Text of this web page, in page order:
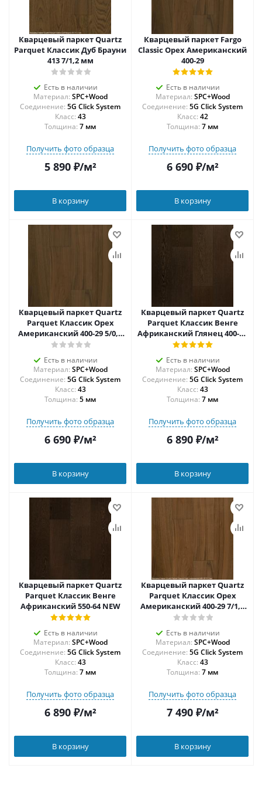
Кварцевый паркет Quartz
Parquet Классик Дуб Брауни
413 7/1,2 мм
Есть в наличии
Материал: SPC+Wood
Соединение: 5G Click System
43
Толщина: 7 мм
Получить фото образца
5 890₽/м²
В корзину
Кварцевый паркет Fargo
Classic Орех Американский
400-29
Есть в наличии
Материал: SPC+Wood
Соединение: 5G Click System
42
Толщина: 7 мм
Получить фото образца
6 690₽/м²
В корзину
Кварцевый паркет Quartz
Parquet Классик Орех
Американский 400-29 5/0,6
мм
Есть в наличии
Материал: SPC+Wood
Соединение: 5G Click System
43
Толщина: 5 мм
Получить фото образца
6 690₽/м²
В корзину
Кварцевый паркет Quartz
Parquet Классик Венге
Африканский Глянец 400-64
NEW
Есть в наличии
Материал: SPC+Wood
Соединение: 5G Click System
43
Толщина: 7 мм
Получить фото образца
6 890₽/м²
В корзину
Кварцевый паркет Quartz
Parquet Классик Венге
Африканский 550-64 NEW
Есть в наличии
Материал: SPC+Wood
Соединение: 5G Click System
43
Толщина: 7 мм
Получить фото образца
6 890₽/м²
В корзину
Кварцевый паркет Quartz
Parquet Классик Орех
Американский 400-29 7/1,2
мм
Есть в наличии
Материал: SPC+Wood
Соединение: 5G Click System
43
Толщина: 7 мм
Получить фото образца
7 490₽/м²
В корзину